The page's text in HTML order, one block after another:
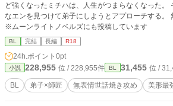
ど強くなったミチハは、人生がつまらなくなった。
なエンを見つけて弟子にしようとアプローチする。 無愛想弟子×美形最強の師匠
※ムーンライトノベルズにも投稿しています
BL 完結 長編 R18
24h.ポイント 0pt
小説 228,955 位 / 228,955件 BL 31,455 位 /
BL 弟子×師匠 無表情世話焼き攻め 美形最